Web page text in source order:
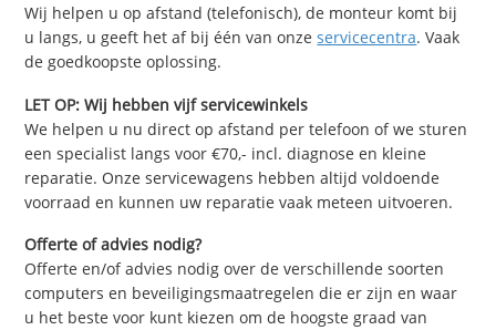
Wij helpen u op afstand (telefonisch), de monteur komt bij
u langs, u geeft het af bij één van onzeservicecentra. Vaak
de goedkoopste oplossing.
LET OP: Wij hebben vijf servicewinkels
We helpen u nu direct op afstand per telefoon of we sturen
een specialist langs voor €70,- incl. diagnose en kleine
reparatie. Onze servicewagens hebben altijd voldoende
voorraad en kunnen uw reparatie vaak meteen uitvoeren.
Offerte of advies nodig?
Offerte en/of advies nodig over de verschillende soorten
computers en beveiligingsmaatregelen die er zijn en waar
u het beste voor kunt kiezen om de hoogste graad van